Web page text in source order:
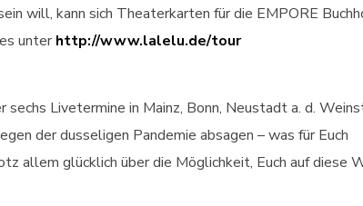
will, kann sich Theaterkarten für die EMPORE
unter http://www.lalelu.de/tour
Livetermine in Mainz, Bonn, Neustadt a. d.
der dusseligen Pandemie absagen – was für Euch
allem glücklich über die Möglichkeit, Euch auf diese